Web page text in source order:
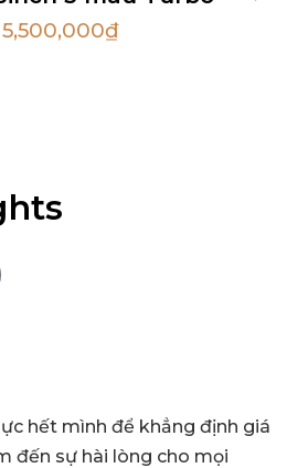
5,500,000₫
hết mình để khẳng định giá
đến sự hài lòng cho mọi